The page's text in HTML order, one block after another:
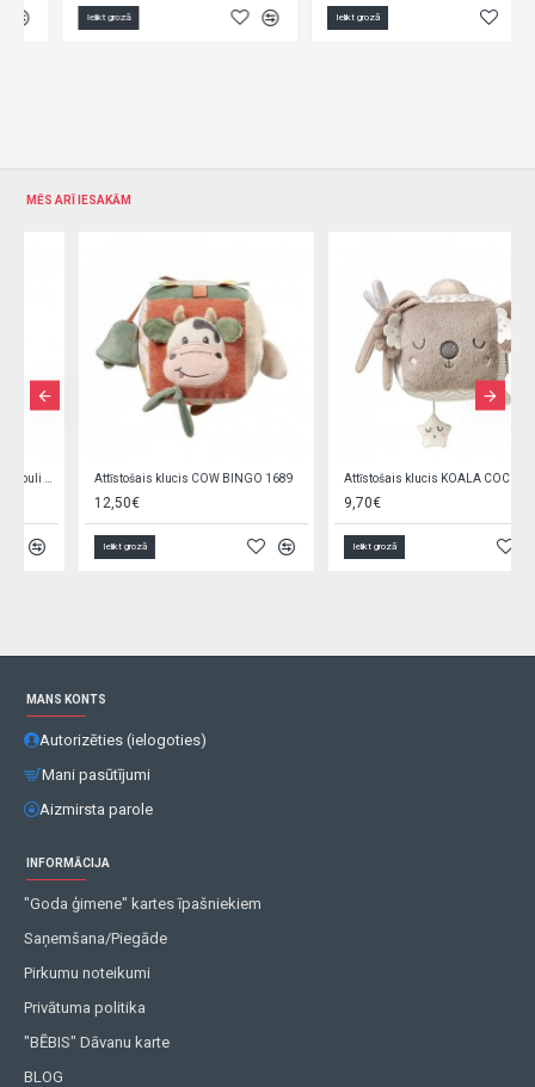
Materiāls: poliesters
Bērna vecums: 0 m+
Ielikt grozā Ielikt grozā
MĒS ARĪ IESAKĀM
Attīstošais klucis COW BINGO 1689 Attīstošais klucis KOALA COCO 1637
MANS KONTS
Autorizēties (ielogoties)
Mani pasūtījumi
Aizmirsta parole
INFORMĀCIJA
"Goda ģimene" kartes īpašniekiem
Saņemšana/Piegāde
Pirkumu noteikumi
Privātuma politika
"BĒBIS" Dāvanu karte
BLOG